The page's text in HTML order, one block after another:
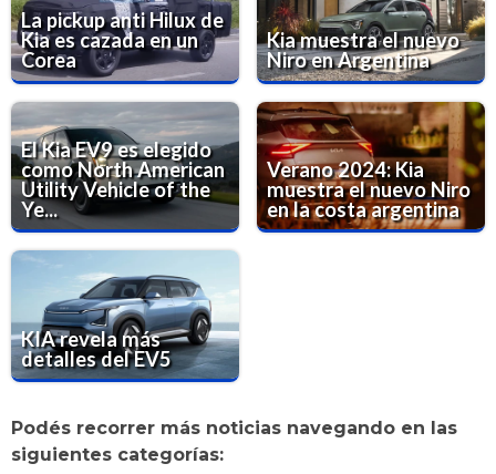
La pickup anti Hilux de
Kia es cazada en un
Corea
Kia muestra el nuevo
Niro en Argentina
El Kia EV9 es elegido
como North American
Utility Vehicle of the
Ye...
Verano 2024: Kia
muestra el nuevo Niro
en la costa argentina
KIA revela más
detalles del EV5
Podés recorrer más noticias navegando en las
siguientes categorías: